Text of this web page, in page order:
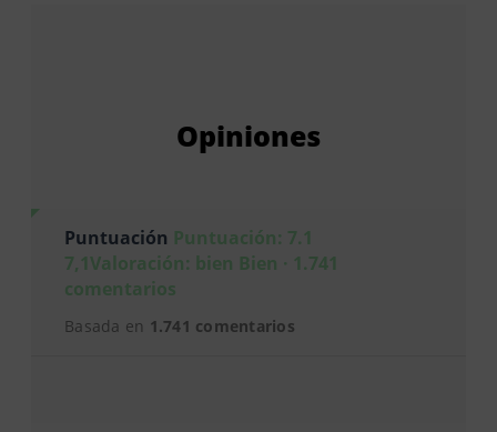
Opiniones
Puntuación Puntuación: 7.1
7,1Valoración: bien Bien · 1.741
comentarios
Basada en 1.741 comentarios